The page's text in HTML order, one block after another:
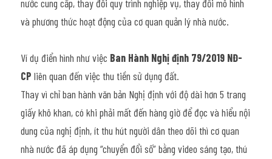
nước cung cấp, thay đổi quy trình nghiệp vụ, thay đổi mô hình
và phương thức hoạt động của cơ quan quản lý nhà nước.
Ví dụ điển hình như việc Ban Hành Nghị định 79/2019 NĐ-
CP liên quan đến việc thu tiền sử dụng đất.
Thay vì chỉ ban hành văn bản Nghị định với độ dài hơn 5 trang
giấy khô khan, có khi phải mất đến hàng giờ để đọc và hiểu nội
dung của nghị định, ít thu hút người dân theo dõi thì cơ quan
nhà nước đã áp dụng “chuyển đổi số” bằng video sáng tạo, thú